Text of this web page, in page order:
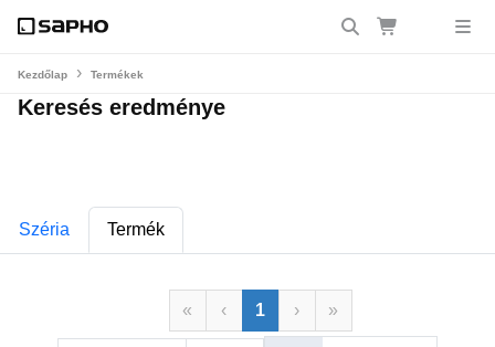
Kezdőlap Termékek
Keresés eredménye
Széria Termék
« ‹ 1 › »